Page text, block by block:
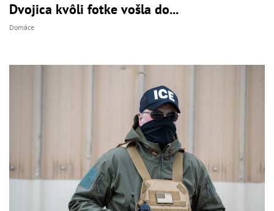
Dvojica kvôli fotke vošla do...
Domáce